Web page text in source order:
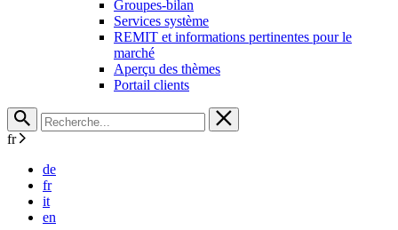
Groupes-bilan
Services système
REMIT et informations pertinentes pour le
marché
Aperçu des thèmes
Portail clients
fr
de
fr
it
en